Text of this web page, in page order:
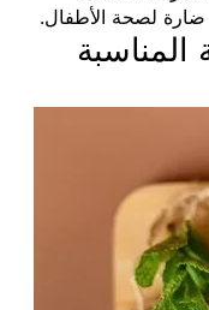
ضارة لصحة الأطفال.
المناسبة